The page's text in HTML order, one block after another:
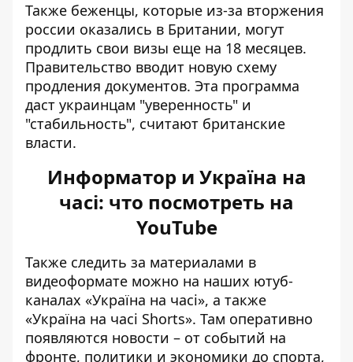
Также беженцы, которые из-за вторжения
россии оказались в Британии, могут
продлить свои визы еще на 18 месяцев.
Правительство вводит новую схему
продления документов. Эта программа
даст украинцам "уверенность" и
"стабильность", считают британские
власти.
Информатор и Україна на
часі: что посмотреть на
YouTube
Также следить за материалами в
видеоформате можно на наших ютуб-
каналах «Україна на часі», а также
«Україна на часі Shorts». Там оперативно
появляются новости – от событий на
фронте, политики и экономики до спорта,